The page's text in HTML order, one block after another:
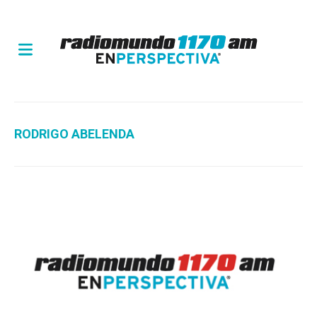
RODRIGO ABELENDA